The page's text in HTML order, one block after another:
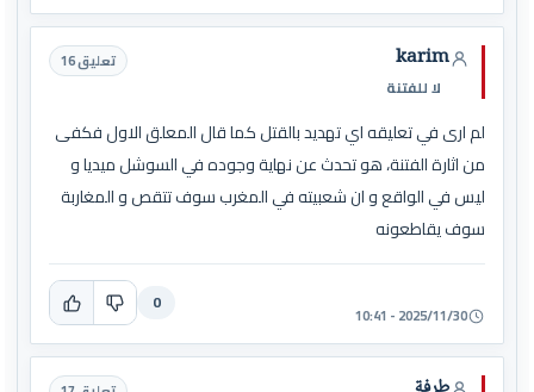
karim
لا للفتنة
تعليق 16
لم ارى في تعليقه اي تهديد بالقتل كما قال المعلق الاول فكفى
من اثارة الفتنة، هو تحدث عن نهاية وجوده في السوشل ميديا و
ليس في الواقع و ان شعبيته في المغرب سوف تتقص و المغاربة
سوف يقاطعونه
2025/11/30 - 10:41
0